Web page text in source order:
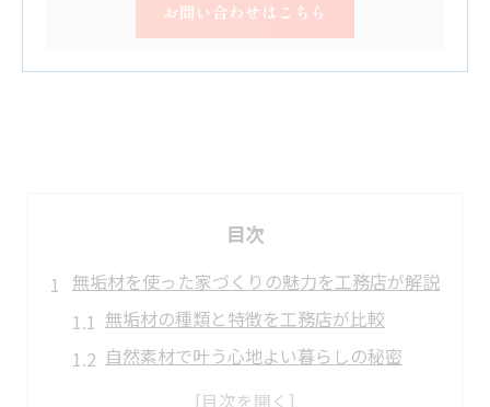
お問い合わせはこちら
目次
無垢材を使った家づくりの魅力を工務店が解説
無垢材の種類と特徴を工務店が比較
自然素材で叶う心地よい暮らしの秘密
工務店選びが左右する無垢材住宅の質